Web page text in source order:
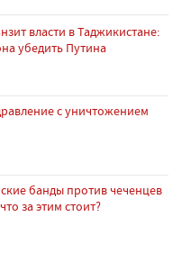
власти в Таджикистане:
убедить Путина
с уничтожением
банды против чеченцев
за этим стоит?